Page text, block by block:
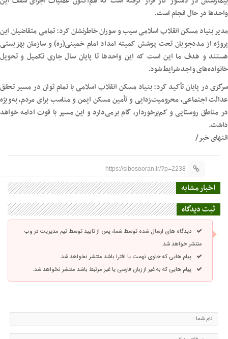
واحدها در حال انجام است.
مدیر بنیاد مسکن انقلاب اسلامی سیب و سوران خاطرنشان کرد: تمامی متقاضیان این
پروژه از مددجویان تحت پوشش کمیته امداد امام خمینی(ره) و سازمان بهزیستی
هستند و هدف ما این است که این واحدها تا پایان سال جاری تکمیل و تحویل
خانواده‌های واجد شرایط شود.
سرگزی در پایان تأکید کرد: بنیاد مسکن انقلاب اسلامی با تمام توان در مسیر تحقق
عدالت اجتماعی، محرومیت‌زدایی و تأمین مسکن ایمن و مناسب برای مردم، به‌ویژه
در مناطق روستایی و کم‌برخوردار، گام برمی‌دارد و این مسیر با قوت ادامه خواهد
داشت.
انتهای خبر/
https://sibosooran.ir/?p=2238
اخبار مشابه
ثبت دیدگاه
دیدگاه های ارسال شده توسط شما، پس از تایید توسط تیم مدیریت در وب
منتشر خواهد شد.
پیام هایی که حاوی تهمت یا افترا باشد منتشر نخواهد شد.
پیام هایی که به غیر از زبان فارسی یا غیر مرتبط باشد منتشر نخواهد شد.